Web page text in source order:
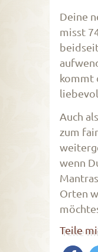
Deine
misst
kommt
Auch
zum
wenn
Orten
Teile